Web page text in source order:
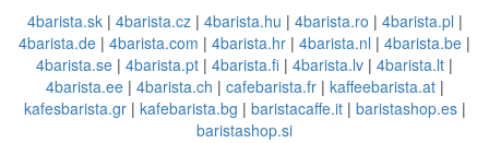
4barista.sk| 4barista.cz| 4barista.hu | 4barista.ro | 4barista.pl |
4barista.de | 4barista.com | 4barista.hr | 4barista.nl | 4barista.be |
4barista.se | 4barista.pt | 4barista.fi | 4barista.lv | 4barista.lt |
4barista.ee| 4barista.ch | cafebarista.fr| kaffeebarista.at|
kafesbarista.gr| kafebarista.bg | baristacaffe.it| baristashop.es|
baristashop.si